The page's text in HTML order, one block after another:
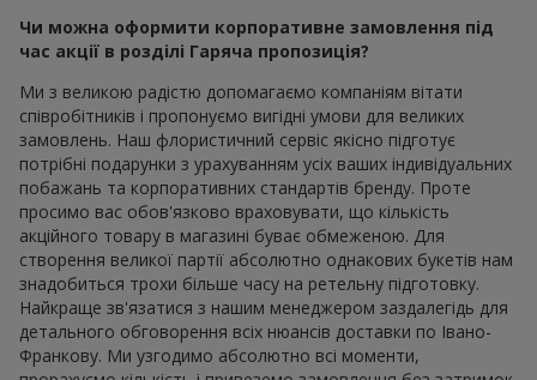
Чи можна оформити корпоративне замовлення під
час акції в розділі Гаряча пропозиція?
Ми з великою радістю допомагаємо компаніям вітати
співробітників і пропонуємо вигідні умови для великих
замовлень. Наш флористичний сервіс якісно підготує
потрібні подарунки з урахуванням усіх ваших індивідуальних
побажань та корпоративних стандартів бренду. Проте
просимо вас обов'язково враховувати, що кількість
акційного товару в магазині буває обмеженою. Для
створення великої партії абсолютно однакових букетів нам
знадобиться трохи більше часу на ретельну підготовку.
Найкраще зв'язатися з нашим менеджером заздалегідь для
детального обговорення всіх нюансів доставки по Івано-
Франкову. Ми узгодимо абсолютно всі моменти,